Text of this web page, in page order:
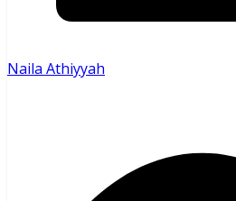
Naila Athiyyah